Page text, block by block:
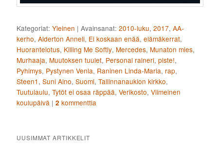
Kategoriat: Yleinen |Avainsanat: 2010-luku,2017,AA-
kerho,Alderton Anneli, Ei koskaan enää,elämäkerrat,
Huorantelotus, Killing Me Softly, Mercedes, Munaton mies,
Murhaaja, Muutoksen tuulet, Personal raineri,piste!,
Pyhimys, Pystynen Venla, Raninen Linda-Maria, rap,
Steen1 ,Suni Aino,Suomi,Tallinnanaukion kirkko,
Tuutulaulu,Tytöt ei osaa räppää,Verikosto,Viimeinen
koulupäivä |2 kommenttia
UUSIMMAT ARTIKKELIT